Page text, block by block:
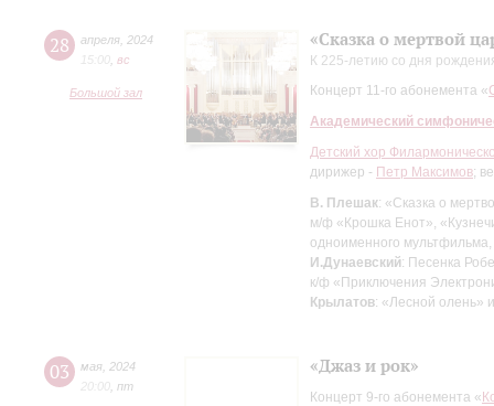
28 апреля 2024
15:00 вc
Большой зал
«Сказка о мертвой
К 225-летию со дня
Концерт 11-го абонемента «
Академический
Детский хор
дирижер - Петр Максимов;
В. Плешак: «Сказка о
м/ф «Крошка Енот»,
одноименного
И.Дунаевский: Песенка
к/ф «Приключения
Крылатов: «Лесной олень»
03 мая 2024
20:00 пт
«Джаз и рок»
Концерт 9-го абонемента «